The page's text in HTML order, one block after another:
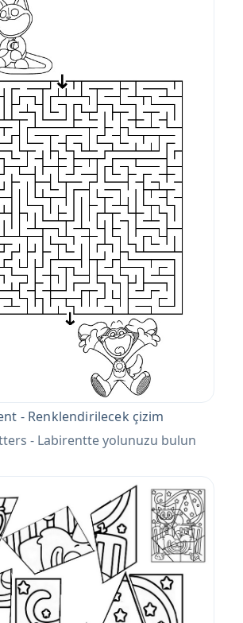
- Renklendirilecek çizim
- Labirentte yolunuzu bulun